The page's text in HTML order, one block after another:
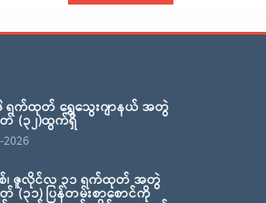
ရက်ထုတ် ရွှေသွေးဂျာနယ် အတွဲ
တ် (၃၂)ထွက်ရှိ
စ်၊ ဇူလိုင်လ ၃၁ ရက်ထုတ် အတွဲ
(၃၁) ပြန်တမ်းစာစောင်ကို